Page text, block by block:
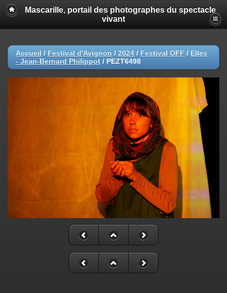
Mascarille, portail des photographes du spectacle
vivant
Accueil / Festival d'Avignon / 2024 / Festival OFF / Elles
- Jean-Bernard Philippot / PEZT6498